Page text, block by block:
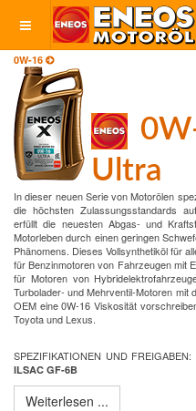
0W-16
Ultra
In dieser neuen Serie von Motorölen
die höchsten Zulassungsstandards
erfüllt die neuesten Abgas- und
Motorleben durch einen geringen
Phänomens. Dieses Vollsynthetiköl für
für Benzinmotoren von Fahrzeugen mit
für Motoren von
Turbolader- und Mehrventil-Motoren mit
OEM eine 0W-16 Viskosität
Toyota und Lexus.
SPEZIFIKATIONEN UND FREIGABEN:
ILSAC GF-6B
Weiterlesen ...